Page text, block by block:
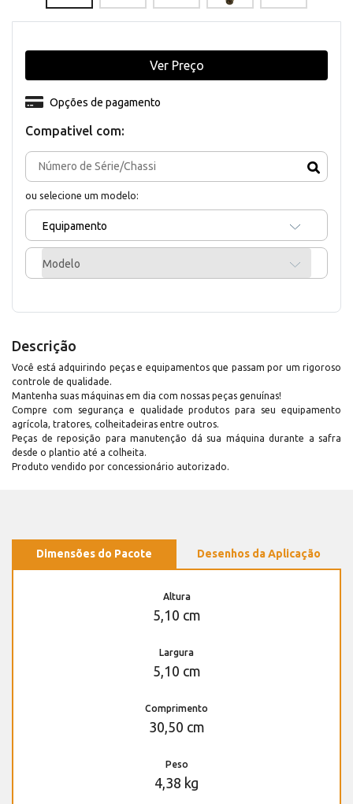
Compativel com:
ou selecione um modelo:
Equipamento
Modelo
Opções de pagamento
Ver Preço
Descrição
Você está adquirindo peças e equipamentos que passam por um rigoroso
controle de qualidade.
Mantenha suas máquinas em dia com nossas peças genuínas!
Compre com segurança e qualidade produtos para seu equipamento
agrícola, tratores, colheitadeiras entre outros.
Peças de reposição para manutenção dá sua máquina durante a safra
desde o plantio até a colheita.
Produto vendido por concessionário autorizado.
Dimensões do Pacote Desenhos da Aplicação
Altura
5,10 cm
Largura
5,10 cm
Comprimento
30,50 cm
Peso
4,38 kg